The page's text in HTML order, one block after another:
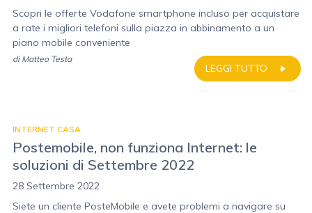
Scopri le offerte Vodafone smartphone incluso per acquistare
a rate i migliori telefoni sulla piazza in abbinamento a un
piano mobile conveniente
LEGGI TUTTO
di Matteo Testa
INTERNET CASA
Postemobile, non funziona Internet: le
soluzioni di Settembre 2022
28 Settembre 2022
Siete un cliente PosteMobile e avete problemi a navigare su